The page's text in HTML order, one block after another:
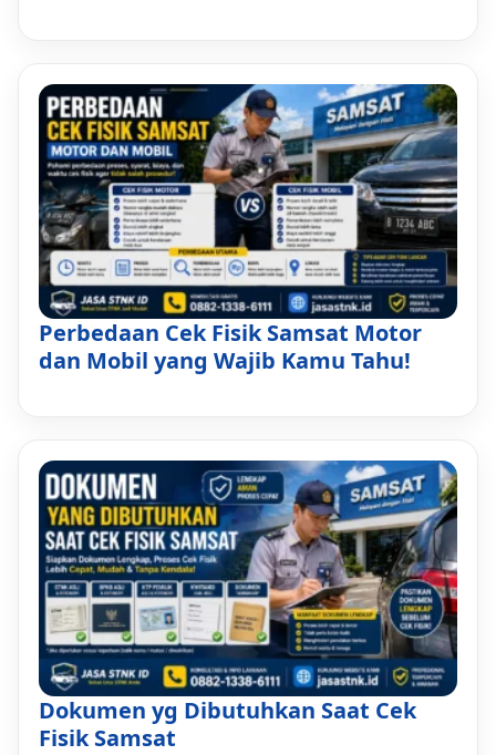
Perbedaan Cek Fisik Samsat Motor
dan Mobil yang Wajib Kamu Tahu!
Dokumen yg Dibutuhkan Saat Cek
Fisik Samsat